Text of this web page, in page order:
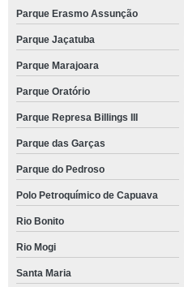
Parque Erasmo Assunção
Parque Jaçatuba
Parque Marajoara
Parque Oratório
Parque Represa Billings III
Parque das Garças
Parque do Pedroso
Polo Petroquímico de Capuava
Rio Bonito
Rio Mogi
Santa Maria